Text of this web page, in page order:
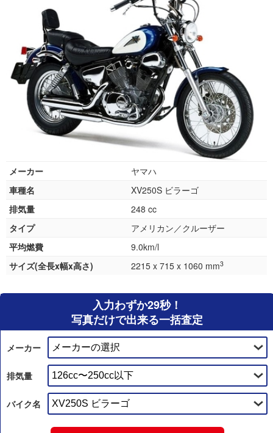
メーカー
ヤマハ
車種名
XV250S ビラーゴ
排気量
248 cc
タイプ
アメリカン／クルーザー
平均燃費
9.0km/l
サイズ(全長x幅x高さ)
2215 x 715 x 1060 mm3
入力わずか29秒！
写真だけで出来る一括査定
メーカー
排気量
バイク名